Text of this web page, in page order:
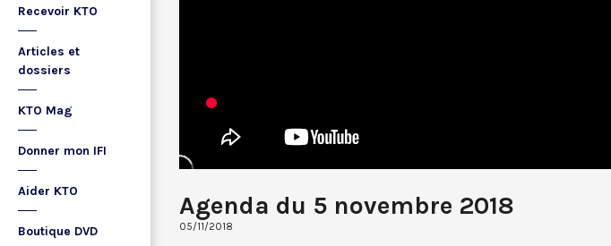
Recevoir KTO
Articles et
dossiers
KTO Mag
Donner mon IFI
Aider KTO
Boutique DVD
Agenda du 5 novembre 2018
05/11/2018